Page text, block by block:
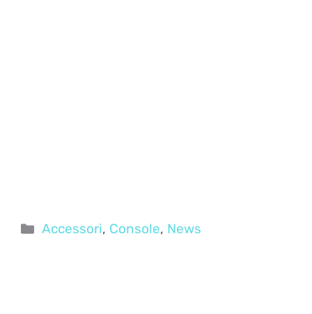
Categorie
Accessori, Console, News